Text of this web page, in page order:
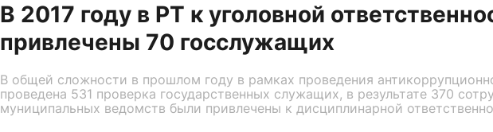
В 2017 году в РТ к уголовной
привлечены 70 госслужащих
В общей сложности в прошлом году в рамках проведения
проведена 531 проверка государственных служащих, в результате 370
муниципальных ведомств были привлечены к дисциплинарной